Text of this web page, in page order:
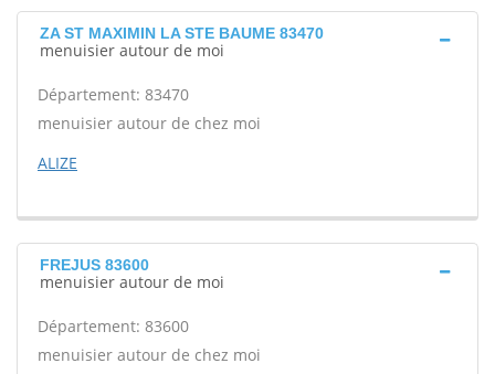
ZA ST MAXIMIN LA STE BAUME 83470
menuisier autour de moi
Département: 83470
menuisier autour de chez moi
ALIZE
FREJUS 83600
menuisier autour de moi
Département: 83600
menuisier autour de chez moi